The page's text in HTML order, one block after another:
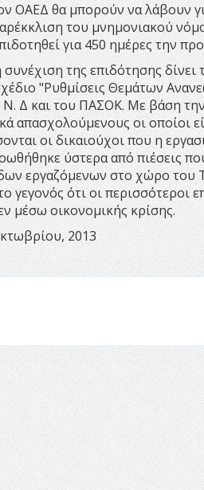
ΟΑΕΔ θα μπορούν να λάβουν
του μνημονιακού
για 450 ημέρες την
της επιδότησης
"Ρυθμίσεις Θεμάτων
Δ και του ΠΑΣΟΚ. Με βάση
απασχολούμενους οι οποίοι
οι δικαιούχοι που η
ύστερα από πιέσεις
εργαζόμενων στο χώρο του
γεγονός ότι οι περισσότεροι
μέσω οικονομικής κρίσης.
2013